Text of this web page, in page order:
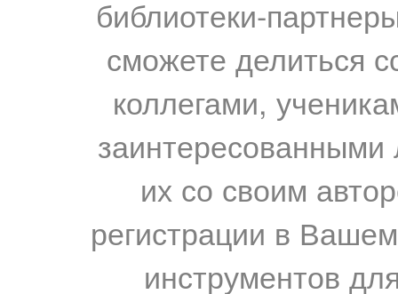
библиотеки-
сможете делиться
коллегами,
их со своим
регистрации в
инструментов